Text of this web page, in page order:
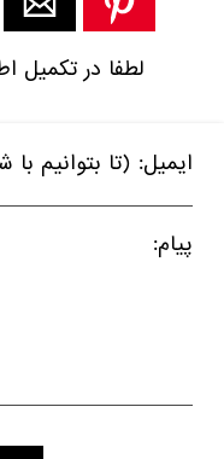
لطفا در تکمیل
ایمیل: (تا بتوانیم
پیام: